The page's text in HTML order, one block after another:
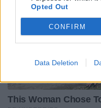
Opted Out
CONFIRM
Data Deletion